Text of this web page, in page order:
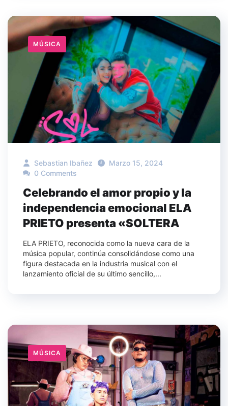
MÚSICA
Sebastian Ibañez
Marzo 15, 2024
0 Comments
Celebrando el amor propio y la
independencia emocional ELA
PRIETO presenta «SOLTERA
ELA PRIETO, reconocida como la nueva cara de la
música popular, continúa consolidándose como una
figura destacada en la industria musical con el
lanzamiento oficial de su último sencillo,...
MÚSICA